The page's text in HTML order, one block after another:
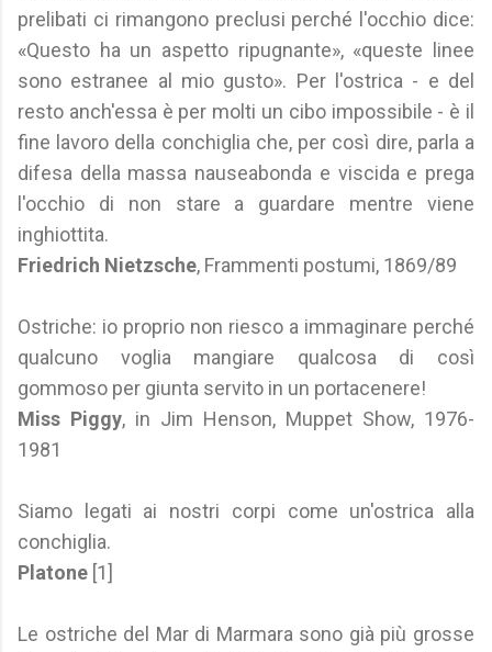
prelibati ci rimangono preclusi perché l'occhio dice:
«Questo ha un aspetto ripugnante», «queste linee
sono estranee al mio gusto». Per l'ostrica - e del
resto anch'essa è per molti un cibo impossibile - è il
fine lavoro della conchiglia che, per così dire, parla a
difesa della massa nauseabonda e viscida e prega
l'occhio di non stare a guardare mentre viene
inghiottita.
Friedrich Nietzsche, Frammenti postumi, 1869/89
Ostriche: io proprio non riesco a immaginare perché
qualcuno voglia mangiare qualcosa di così
gommoso per giunta servito in un portacenere!
Miss Piggy, in Jim Henson, Muppet Show, 1976-
1981
Siamo legati ai nostri corpi come un'ostrica alla
conchiglia.
Platone [1]
Le ostriche del Mar di Marmara sono già più grosse